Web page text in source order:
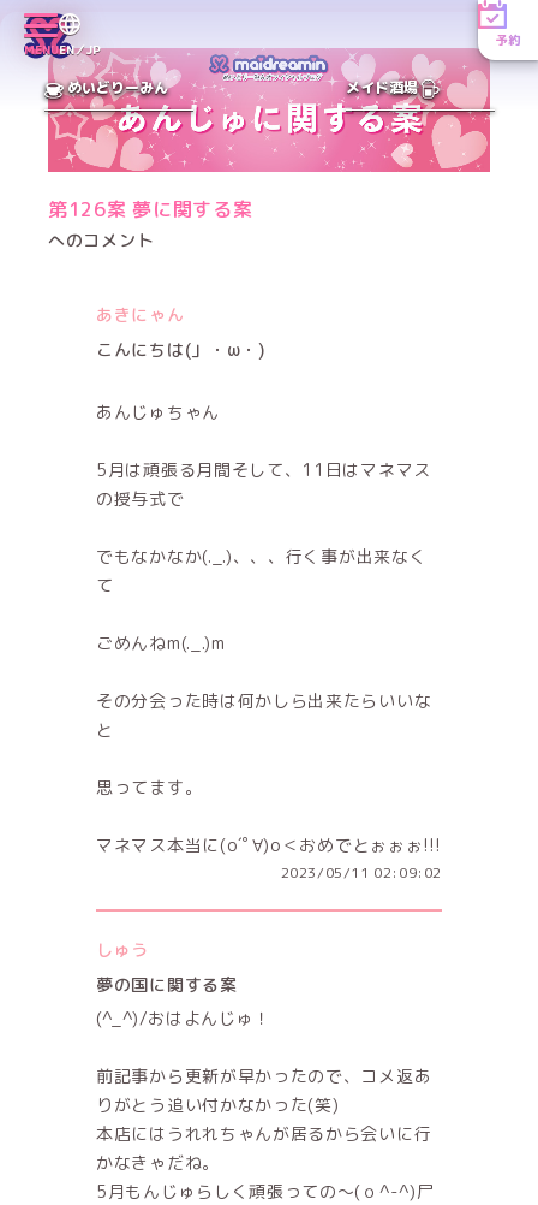
MENUEN／JP
予約
めいどりーみん メイド酒場
第126案 夢に関する案
へのコメント
あきにゃん
こんにちは(」・ω・)
あんじゅちゃん
5月は頑張る月間そして、11日はマネマス
の授与式で
でもなかなか(._.)、、、行く事が出来なく
て
ごめんねm(._.)m
その分会った時は何かしら出来たらいいな
と
思ってます。
マネマス本当に(о´ﾟ∀)о＜おめでとぉぉぉ!!!
2023/05/11 02:09:02
しゅう
夢の国に関する案
(^_^)/おはよんじゅ！
前記事から更新が早かったので、コメ返あ
りがとう追い付かなかった(笑)
本店にはうれれちゃんが居るから会いに行
かなきゃだね。
5月もんじゅらしく頑張っての～(ｏ^-^)尸